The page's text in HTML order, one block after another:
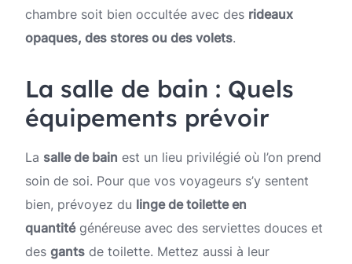
chambre soit bien occultée avec des rideaux
opaques, des stores ou des volets.
La salle de bain : Quels
équipements prévoir
La salle de bain est un lieu privilégié où l’on prend
soin de soi. Pour que vos voyageurs s’y sentent
bien, prévoyez du linge de toilette en
quantitégénéreuse avec des serviettes douces et
des gants de toilette. Mettez aussi à leur